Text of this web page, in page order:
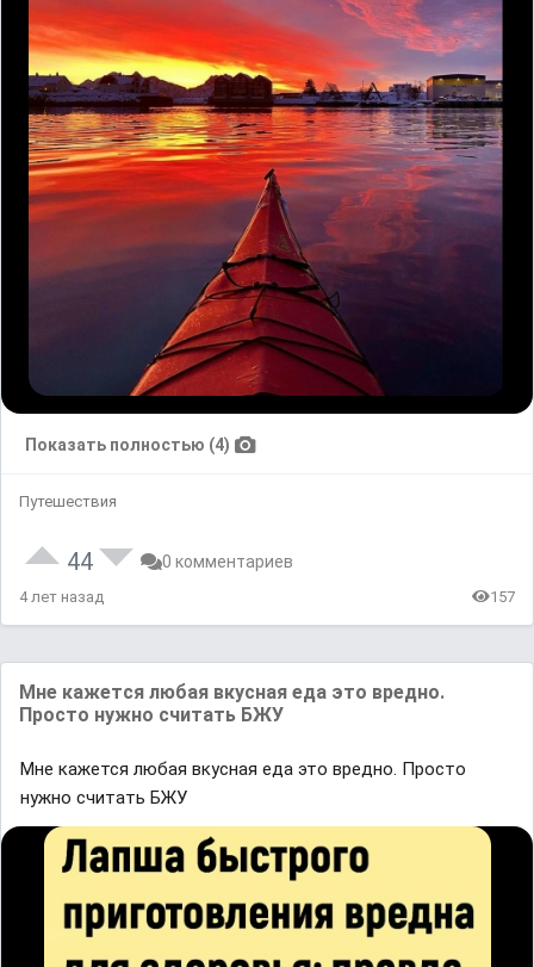
Показать полностью (4)
Путешествия
44 0 комментариев
4 лет назад 157
Мне кажется любая вкусная еда это вредно.
Просто нужно считать БЖУ
Мне кажется любая вкусная еда это вредно. Просто
нужно считать БЖУ